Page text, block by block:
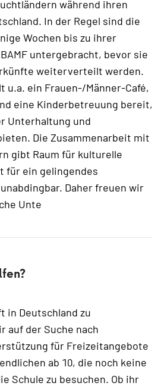
während ihren
In der Regel sind die
Wochen bis zu ihrer
untergebracht, bevor sie
weiterverteilt werden.
u.a. ein Frauen-/Männer-Café,
eine Kinderbetreuung bereit,
Unterhaltung und
Die Zusammenarbeit mit
gibt Raum für kulturelle
für ein gelingendes
Daher freuen wir
Unte
in Deutschland zu
auf der Suche nach
für Freizeitangebote
ab 10, die noch keine
Schule zu besuchen. Ob ihr